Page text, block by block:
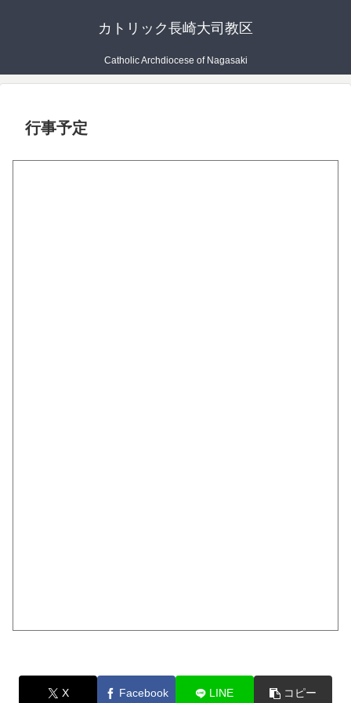
カトリック長崎大司教区
Catholic Archdiocese of Nagasaki
行事予定
X Facebook LINE コピー